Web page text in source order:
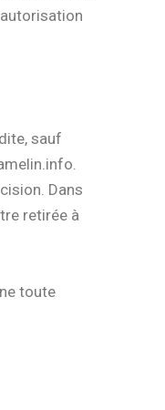
sauf
Dans
retirée à
toute